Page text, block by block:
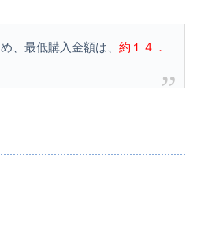
、最低購入金額は、 約１４．